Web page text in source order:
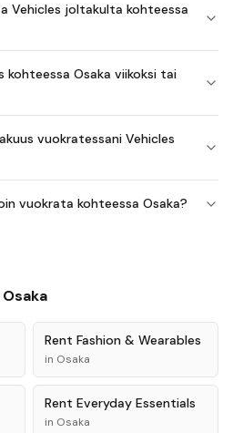
Vehicles joltakulta kohteessa
kohteessa Osaka viikoksi tai
vuokratessani Vehicles
vuokrata kohteessa Osaka?
Osaka
Rent Fashion & Wearables
in Osaka
Rent Everyday Essentials
in Osaka